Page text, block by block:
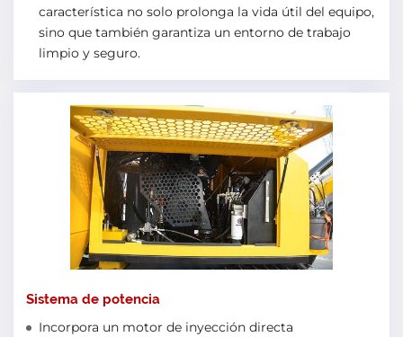
característica no solo prolonga la vida útil del equipo,
sino que también garantiza un entorno de trabajo
limpio y seguro.
Sistema de potencia
Incorpora un motor de inyección directa